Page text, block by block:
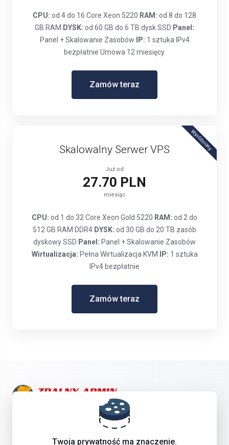
CPU: od 4 do 16 Core Xeon 5220 RAM: od 8 do 128
GB RAM DYSK: od 60 GB do 6 TB dysk SSD Panel:
Panel + Skalowanie Zasobów
IP: 1 sztuka IPv4
bezpłatnie Umowa 12 miesięcy.
Zamów teraz
Wyróżniony
Skalowalny Serwer VPS
Już od
27.70 PLN
miesiąc
CPU: od 1 do 32 Core Xeon Gold 5220 RAM: od 2 do
512 GB RAM DDR4 DYSK: od 30 GB do 20 TB zasób
dyskowy SSD Panel: Panel + Skalowanie Zasobów
Wirtualizacja: Pełna Wirtualizacja KVM IP: 1 sztuka
IPv4 bezpłatnie
Zamów teraz
Twoja prywatność ma znaczenie.